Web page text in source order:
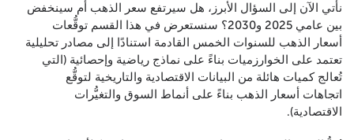
نأتي الآن إلى السؤال الأبرز، هل سيرتفع سعر الذهب أم سينخفض
بين عامي 2025 و2030؟ سنستعرض في هذا القسم توقُّعات
أسعار الذهب للسنوات الخمس القادمة استنادًا إلى مصادر تحليلية
تعتمد على الخوارزميات بناءً على نماذج رياضية وإحصائية (التي
تُعالج كميات هائلة من البيانات الاقتصادية والتاريخية لتوقُّع
اتجاهات أسعار الذهب بناءً على أنماط السوق والتغيُّرات
الاقتصادية).